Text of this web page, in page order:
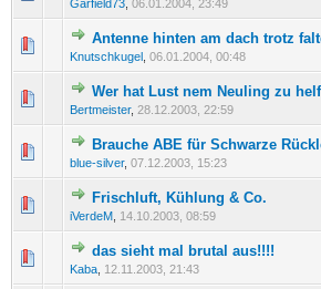
Garfield73 06.01.2004, 23:49
Antenne hinten am dach trotz
Knutschkugel 06.01.2004, 00:48
0 Bewertung(en) - 0 von 5
1234 5
Wer hat Lust nem Neuling zu
Bertmeister, 28.12.2003, 22:59
0 Bewertung(en) - 0 von 5
12345
Brauche ABE für Schwarze
blue-silver, 07.12.2003, 15:23
0 Bewertung(en) - 0 von 5
12345
Frischluft, Kühlung & Co.
iVerdeM 14.10.2003, 08:59
0 Bewertung(en) - 0 von 5
12345
das sieht mal brutal aus!!!!
Kaba 12.11.2003, 21:43
0 Bewertung(en) - 0 von 5
12345